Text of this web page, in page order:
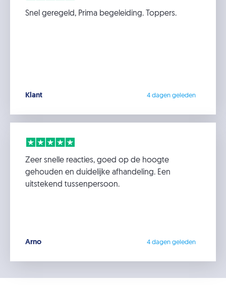
Snel geregeld, Prima begeleiding. Toppers.
Klant 4 dagen geleden
Zeer snelle reacties, goed op de hoogte
gehouden en duidelijke afhandeling. Een
uitstekend tussenpersoon.
Arno 4 dagen geleden